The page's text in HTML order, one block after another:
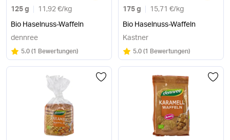
125 g 11,92 €/ kg
Bio Haselnuss-Waffeln
dennree
Bewertung:
5.0/5
(1 Bewertungen)
175 g 15,71 €/ kg
Bio Haselnuss-Waffeln
Kastner
Bewertung:
5.0/5
(1 Bewertungen)